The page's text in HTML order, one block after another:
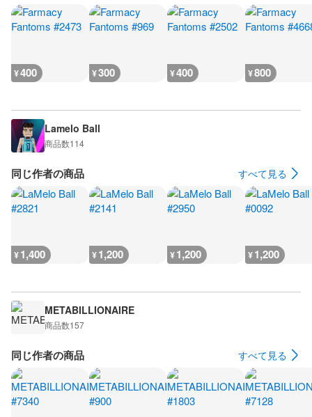
¥400 ¥300 ¥400 ¥800
Lamelo Ball
商品数114
同じ作者の商品 すべて見る
¥1,400 ¥1,200 ¥1,200 ¥1,200
METABILLIONAIRE
商品数157
同じ作者の商品 すべて見る